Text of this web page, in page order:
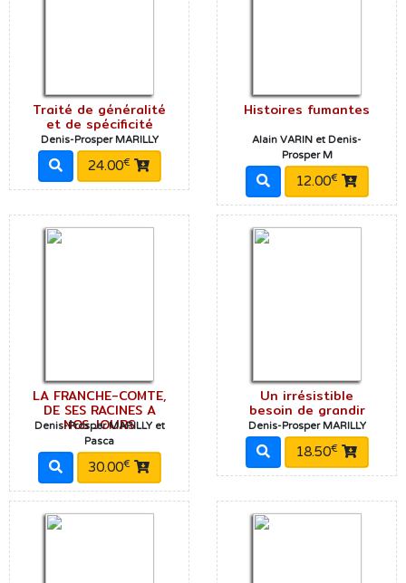
Traité de généralité
et de spécificité
Denis-Prosper MARILLY
24.00€
Histoires fumantes
Alain VARIN et Denis-
Prosper M
12.00€
LA FRANCHE-COMTE,
DE SES RACINES A
NOS JOURS
Denis-Prosper MARILLY et
Pasca
30.00€
Un irrésistible
besoin de grandir
Denis-Prosper MARILLY
18.50€